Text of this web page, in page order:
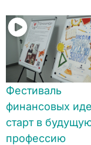
Фестиваль
финансовых
старт в
профессию